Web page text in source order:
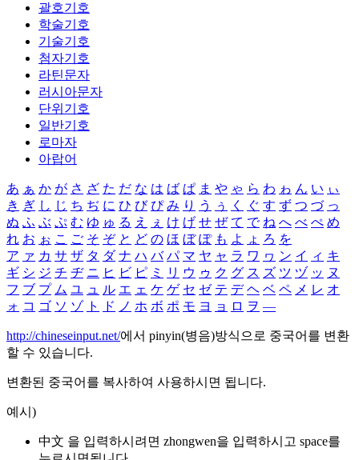
괄호기호
학술기호
기술기호
첨자기호
라틴문자
러시아문자
단위기호
일반기호
로마자
아랍어
あ ぁ か が さ ざ た だ な は ば ぱ ま や ゃ ら わ ゎ ん い ぃ
き ぎ し じ ち ぢ に ひ び ぴ み り う ぅ く ぐ す ず つ づ っ
ぬ ふ ぶ ぷ む ゆ ゅ る え ぇ け げ せ ぜ て で ね へ べ ぺ め
れ お ぉ こ ご そ ぞ と ど の ほ ぼ ぽ も よ ょ ろ を
ア ァ カ サ ザ タ ダ ナ ハ バ パ マ ヤ ャ ラ ワ ヮ ン イ ィ キ
ギ シ ジ チ ヂ ニ ヒ ビ ピ ミ リ ウ ゥ ク グ ス ズ ツ ヅ ッ ヌ
フ ブ プ ム ユ ュ ル エ ェ ケ ゲ セ ゼ テ デ ヘ ベ ペ メ レ オ
ォ コ ゴ ソ ゾ ト ド ノ ホ ボ ポ モ ヨ ョ ロ ヲ ―
http://chineseinput.net/에서 pinyin(병음)방식으로 중국어를 변환
할 수 있습니다.
변환된 중국어를 복사하여 사용하시면 됩니다.
예시)
中文 을 입력하시려면 zhongwen을 입력하시고 space를